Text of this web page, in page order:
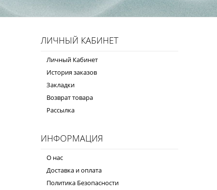
ЛИЧНЫЙ КАБИНЕТ
Личный Кабинет
История заказов
Закладки
Возврат товара
Рассылка
ИНФОРМАЦИЯ
О нас
Доставка и оплата
Политика Безопасности